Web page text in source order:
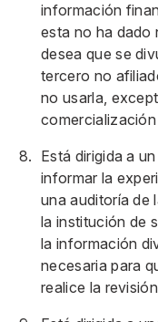
información
esta no ha dado
desea que se
tercero no
no usarla,
Está dirigida a
informar la
una auditoría de
la institución de
la información
necesaria para
realice la